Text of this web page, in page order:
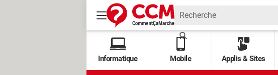
Informatique Mobile Applis & Sites